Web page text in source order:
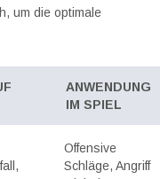
um die optimale
ANWENDUNG
IM SPIEL
Offensive
Schläge, Angriff